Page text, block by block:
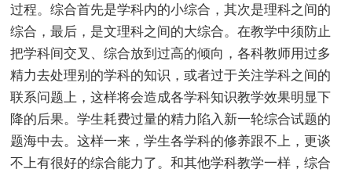
过程。综合首先是学科内的小综合，其次是理科之间的
综合，最后，是文理科之间的大综合。在教学中须防止
把学科间交叉、综合放到过高的倾向，各科教师用过多
精力去处理别的学科的知识，或者过于关注学科之间的
联系问题上，这样将会造成各学科知识教学效果明显下
降的后果。学生耗费过量的精力陷入新一轮综合试题的
题海中去。这样一来，学生各学科的修养跟不上，更谈
不上有很好的综合能力了。和其他学科教学一样，综合